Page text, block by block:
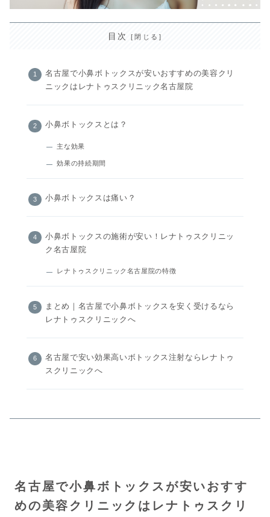
目次
名古屋で小鼻ボトックスが安いおすすめの美容クリ
ニックはレナトゥスクリニック名古屋院
小鼻ボトックスとは？
主な効果
効果の持続期間
小鼻ボトックスは痛い？
小鼻ボトックスの施術が安い！レナトゥスクリニッ
ク名古屋院
レナトゥスクリニック名古屋院の特徴
まとめ｜名古屋で小鼻ボトックスを安く受けるなら
レナトゥスクリニックへ
名古屋で安い効果高いボトックス注射ならレナトゥ
スクリニックへ
名古屋で小鼻ボトックスが安いおすす
めの美容クリニックはレナトゥスクリ